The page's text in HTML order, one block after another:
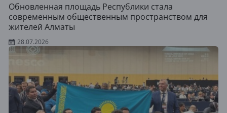
Обновленная площадь Республики стала
современным общественным пространством для
жителей Алматы
28.07.2026